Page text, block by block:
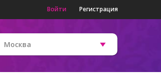
Войти Регистрация
Москва